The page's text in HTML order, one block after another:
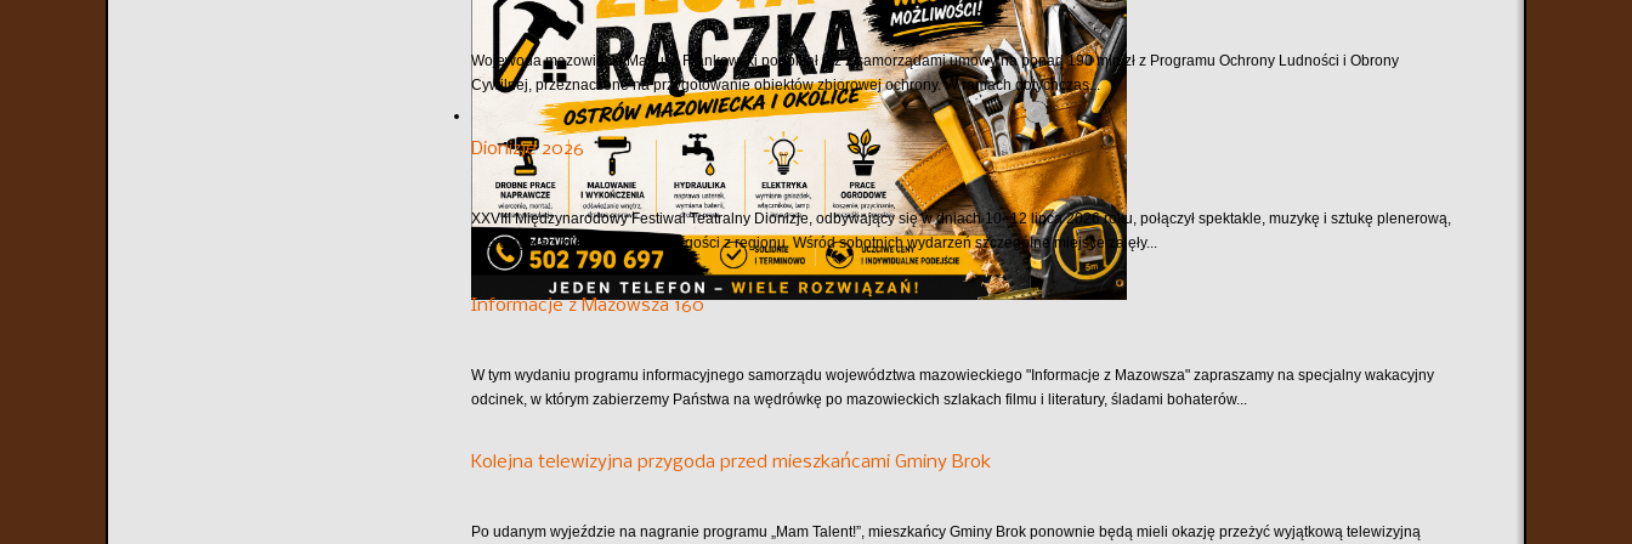
Wojewoda mazowiecki Mariusz Frankowski podpisał już z samorządami umowy na ponad 190 mln zł z Programu Ochrony Ludności i Obrony
Cywilnej, przeznaczone na przygotowanie obiektów zbiorowej ochrony. W ramach dotychczas...
Dionizje 2026
XXVIII Międzynarodowy Festiwal Teatralny Dionizje, odbywający się w dniach 10–12 lipca 2026 roku, połączył spektakle, muzykę i sztukę plenerową,
przyciągając mieszkańców oraz gości z regionu. Wśród sobotnich wydarzeń szczególne miejsce zajęły...
Informacje z Mazowsza 160
W tym wydaniu programu informacyjnego samorządu województwa mazowieckiego "Informacje z Mazowsza" zapraszamy na specjalny wakacyjny
odcinek, w którym zabierzemy Państwa na wędrówkę po mazowieckich szlakach filmu i literatury, śladami bohaterów...
Kolejna telewizyjna przygoda przed mieszkańcami Gminy Brok
Po udanym wyjeździe na nagranie programu „Mam Talent!”, mieszkańcy Gminy Brok ponownie będą mieli okazję przeżyć wyjątkową telewizyjną